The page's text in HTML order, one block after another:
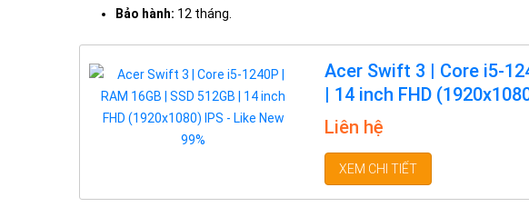
Bảo hành: 12 tháng.
Acer Swift 3 | Core i5-
| 14 inch FHD
Liên hệ
XEM CHI TIẾT